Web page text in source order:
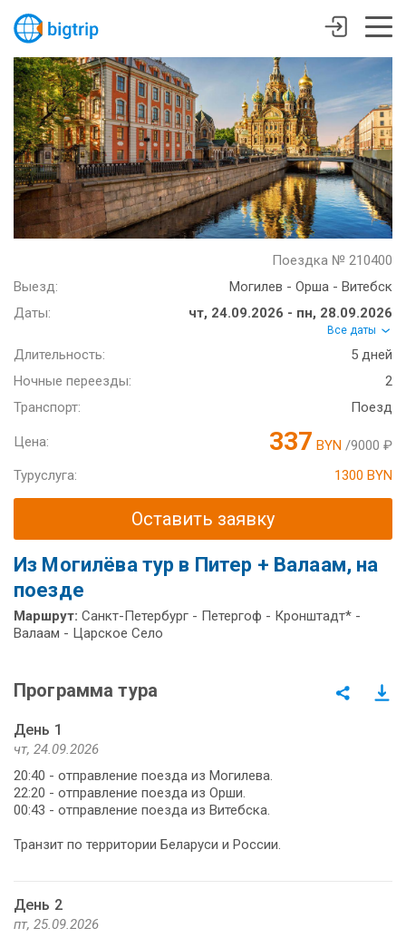
Поездка № 210400
Выезд:
Могилев - Орша - Витебск
Даты:
чт, 24.09.2026 - пн, 28.09.2026
Все даты
Длительность:
5 дней
Ночные переезды:
2
Транспорт:
Поезд
Цена: 337 BYN /9000 ₽
Туруслуга:
1300 BYN
Оставить заявку
Из Могилёва тур в Питер + Валаам, на
поезде
Маршрут: Санкт-Петербург - Петергоф - Кронштадт* -
Валаам - Царское Село
Программа тура
День 1
чт, 24.09.2026
20:40 - отправление поезда из Могилева.
22:20 - отправление поезда из Орши.
00:43 - отправление поезда из Витебска.
Транзит по территории Беларуси и России.
День 2
пт, 25.09.2026